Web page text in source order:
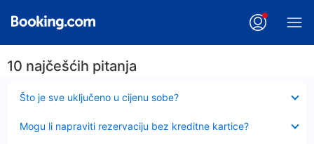
10 najčešćih pitanja
Što je sve uključeno u cijenu sobe?
Sažeto
Mogu li napraviti rezervaciju bez kreditne kartice?